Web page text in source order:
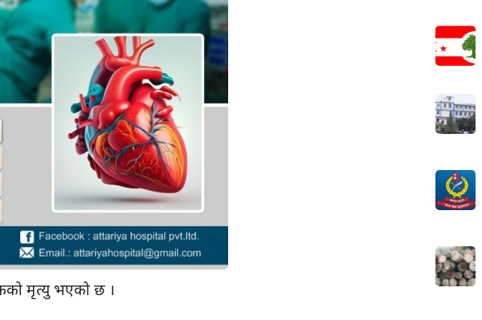
मृत्यु भएको छ ।